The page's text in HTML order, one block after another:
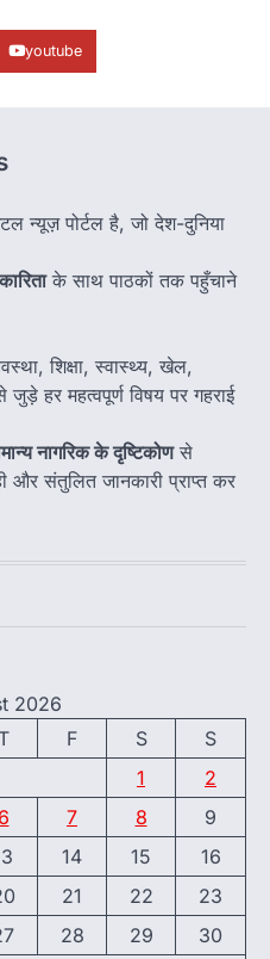
youtube
न्यूज़ पोर्टल है, जो देश-दुनिया
के साथ पाठकों तक पहुँचाने
शिक्षा, स्वास्थ्य, खेल,
जुड़े हर महत्वपूर्ण विषय पर गहराई
नागरिक के दृष्टिकोणसे
और संतुलित जानकारी प्राप्त कर
2026
F S
S
1
2
6 7 8
9
14 15
16
21 22
23
28 29
30